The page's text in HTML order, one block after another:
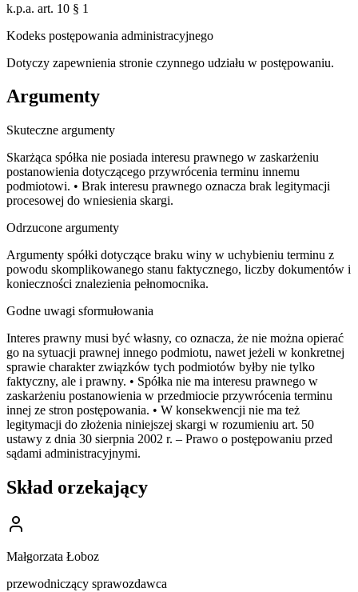
k.p.a. art. 10 § 1
Kodeks postępowania administracyjnego
Dotyczy zapewnienia stronie czynnego udziału w postępowaniu.
Argumenty
Skuteczne argumenty
Skarżąca spółka nie posiada interesu prawnego w zaskarżeniu
postanowienia dotyczącego przywrócenia terminu innemu
podmiotowi. • Brak interesu prawnego oznacza brak legitymacji
procesowej do wniesienia skargi.
Odrzucone argumenty
Argumenty spółki dotyczące braku winy w uchybieniu terminu z
powodu skomplikowanego stanu faktycznego, liczby dokumentów i
konieczności znalezienia pełnomocnika.
Godne uwagi sformułowania
Interes prawny musi być własny, co oznacza, że nie można opierać
go na sytuacji prawnej innego podmiotu, nawet jeżeli w konkretnej
sprawie charakter związków tych podmiotów byłby nie tylko
faktyczny, ale i prawny. • Spółka nie ma interesu prawnego w
zaskarżeniu postanowienia w przedmiocie przywrócenia terminu
innej ze stron postępowania. • W konsekwencji nie ma też
legitymacji do złożenia niniejszej skargi w rozumieniu art. 50
ustawy z dnia 30 sierpnia 2002 r. – Prawo o postępowaniu przed
sądami administracyjnymi.
Skład orzekający
Małgorzata Łoboz
przewodniczący sprawozdawca